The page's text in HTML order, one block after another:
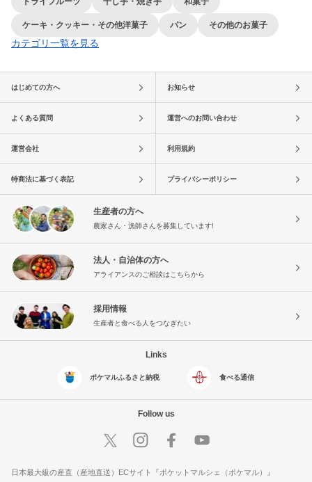
ケーキ・クッキー・その他洋菓子 パン その他のお菓子
カテゴリ一覧を見る
はじめての方へ お知らせ
よくある質問 運営へのお問い合わせ
運営会社 利用規約
特商法に基づく表記 プライバシーポリシー
生産者の方へ
農家さん・漁師さんを募集しています!
法人・自治体の方へ
アライアンスのご相談はこちらから
採用情報
生産者と食べる人をつなぎたい
Links
ポケマルふるさと納税 食べる通信
Follow us
日本最大級の産直（産地直送）ECサイト『ポケットマルシェ（ポケマル）』